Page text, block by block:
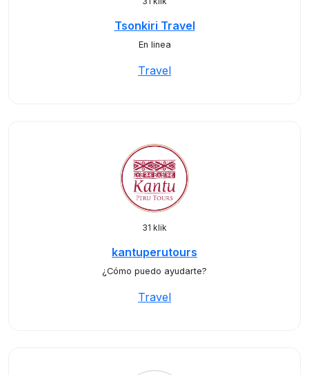
Tsonkiri Travel
En linea
Travel
31 klik
kantuperutours
¿Cómo puedo ayudarte?
Travel